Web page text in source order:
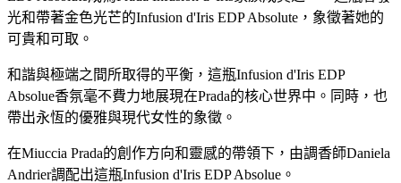
光和帶著金色光芒的Infusion d'Iris EDP Absolute，象徵著她的
可貴和可取。
和諧與極端之間所取得的平衡，這瓶Infusion d'Iris EDP
Absolue香氛毫不費力地展現在Prada的核心世界中。同時，也
帶出永恆的優雅與現代女性的象徵。
在Miuccia Prada的創作方向和靈感的帶領下，由調香師Daniela
Andrier調配出這瓶Infusion d'Iris EDP Absolue。